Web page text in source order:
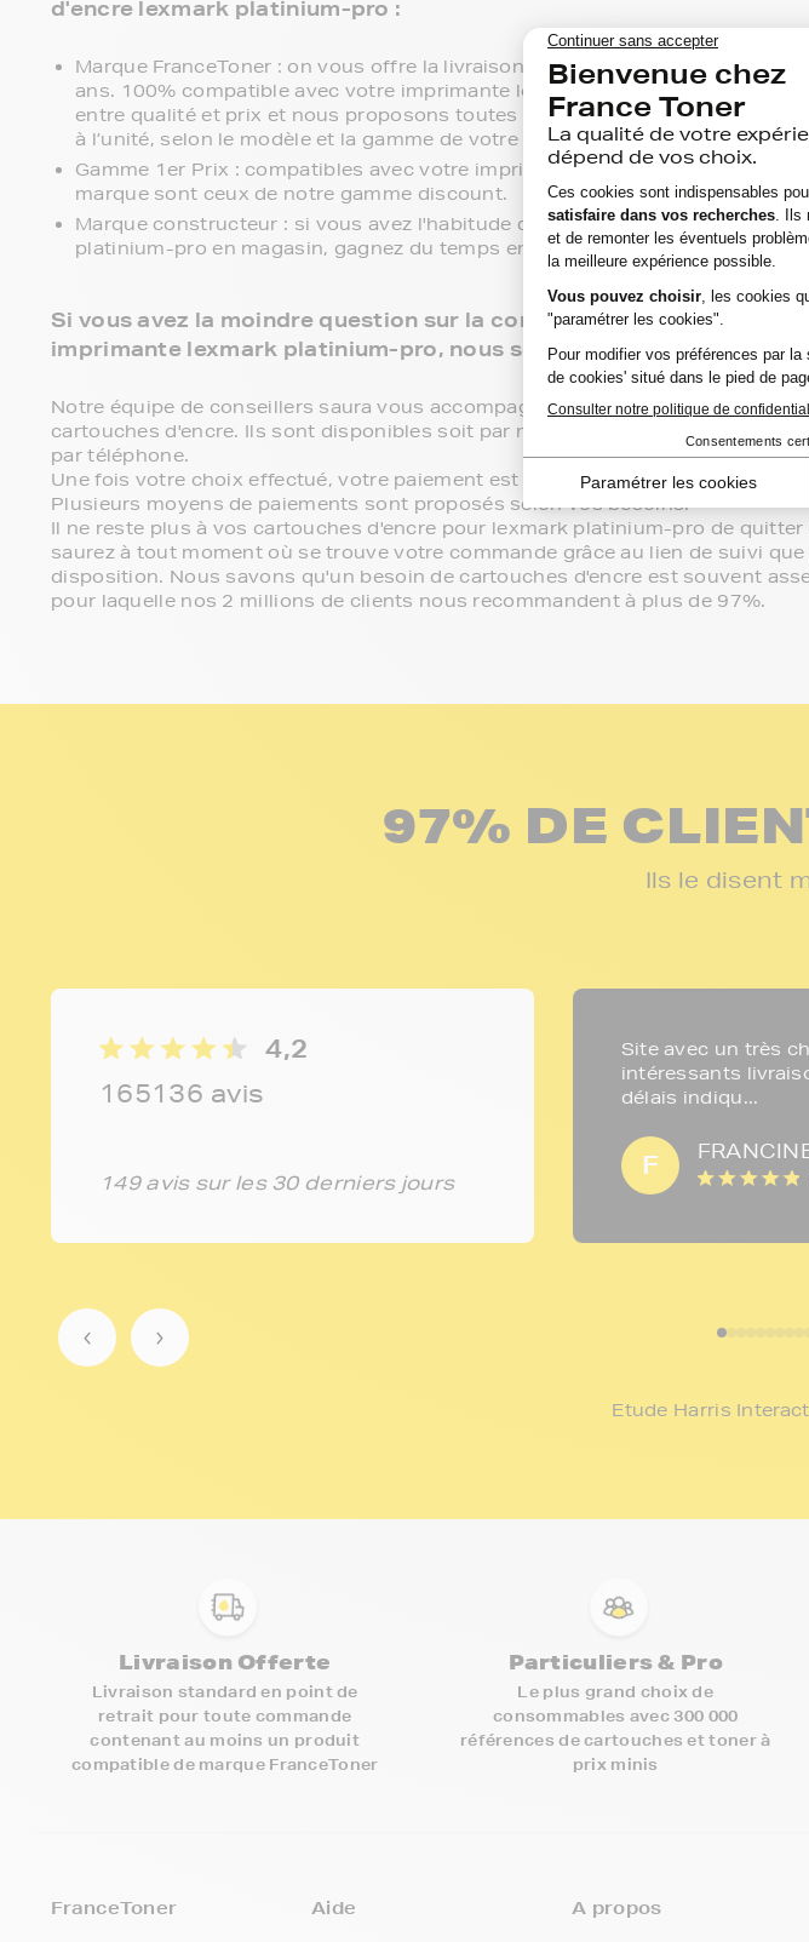
d'encre lexmark platinium-pro :
Marque FranceToner : on vous offre la livraison en point de retrait et tous
ans. 100% compatible avec votre imprimante lexmark platinium-pro, c'est
entre qualité et prix et nous proposons toutes les références compatibles,
à l’unité, selon le modèle et la gamme de votre imprimante.
Gamme 1er Prix : compatibles avec votre imprimante lexmark platinium-
marque sont ceux de notre gamme discount.
Marque constructeur : si vous avez l'habitude d'aller chercher vos
platinium-pro en magasin, gagnez du temps en vous faisant livrer
Si vous avez la moindre question sur la compatibilité de votre
imprimante lexmark platinium-pro, nous sommes à votre écoute.
Notre équipe de conseillers saura vous accompagner sur le meilleur choix ou
cartouches d'encre. Ils sont disponibles soit par message au sein de votre
par téléphone.
Une fois votre choix effectué, votre paiement est effectué de manière
Plusieurs moyens de paiements sont proposés selon vos besoins.
Il ne reste plus à vos cartouches d'encre pour lexmark platinium-pro de
saurez à tout moment où se trouve votre commande grâce au lien de suivi
disposition. Nous savons qu'un besoin de cartouches d'encre est souvent
pour laquelle nos 2 millions de clients nous recommandent à plus de 97%.
97% DE
Ils le disent
4,2
165136 avis
149 avis sur les 30 derniers jours
Site avec un très
intéressants
délais indiqu...
F
Etude Harris
Livraison Offerte
Livraison standard en point de
retrait pour toute commande
contenant au moins un produit
compatible de marque FranceToner
Particuliers & Pro
Le plus grand choix de
consommables avec 300 000
références de cartouches et toner à
prix minis
FranceToner Aide A propos